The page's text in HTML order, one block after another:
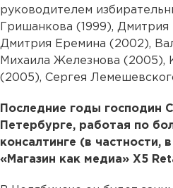
руководителем
Гришанкова (1999),
Дмитрия Еремина (2002),
Михаила Железнова (2005),
(2005), Сергея
Последние годы господин
Петербурге, работая по
консалтинге (в частности,
«Магазин как медиа» Х5